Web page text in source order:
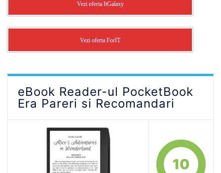
Vezi oferta ItGalaxy
Vezi oferta ForIT
eBook Reader-ul PocketBook
Era Pareri si Recomandari
10